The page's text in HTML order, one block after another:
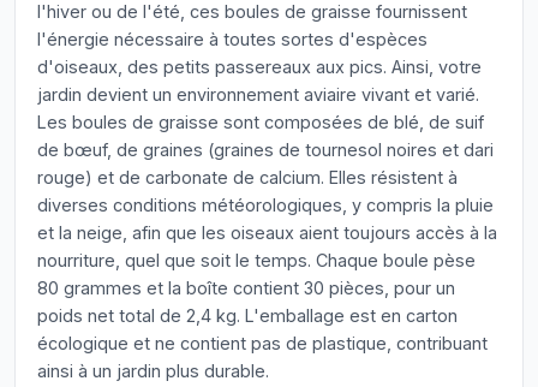
l'hiver ou de l'été, ces boules de graisse fournissent
l'énergie nécessaire à toutes sortes d'espèces
d'oiseaux, des petits passereaux aux pics. Ainsi, votre
jardin devient un environnement aviaire vivant et varié.
Les boules de graisse sont composées de blé, de suif
de bœuf, de graines (graines de tournesol noires et dari
rouge) et de carbonate de calcium. Elles résistent à
diverses conditions météorologiques, y compris la pluie
et la neige, afin que les oiseaux aient toujours accès à la
nourriture, quel que soit le temps. Chaque boule pèse
80 grammes et la boîte contient 30 pièces, pour un
poids net total de 2,4 kg. L'emballage est en carton
écologique et ne contient pas de plastique, contribuant
ainsi à un jardin plus durable.